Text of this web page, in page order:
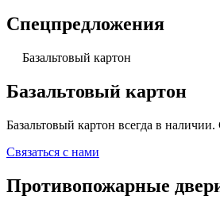
Спецпредложения
Базальтовый картон
Базальтовый картон
Базальтовый картон всегда в
Связаться с нами
Противопожарные